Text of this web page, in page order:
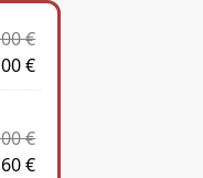
€
€
€
€